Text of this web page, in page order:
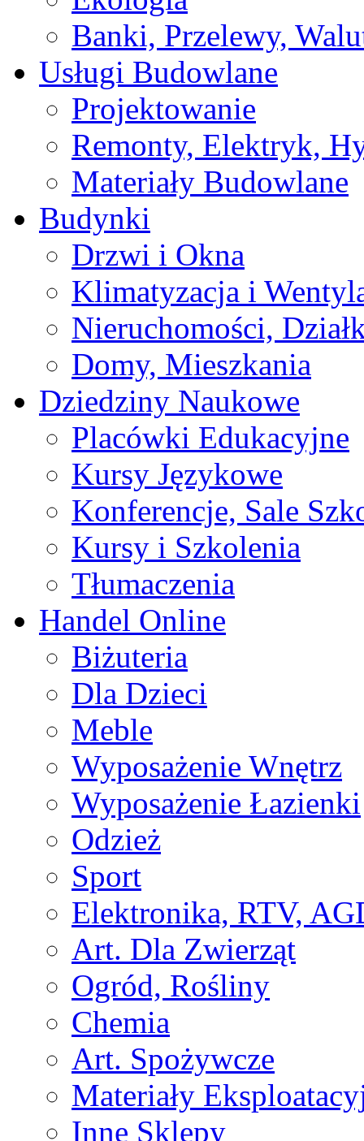
Banki, Przelewy,
Usługi Budowlane
Projektowanie
Remonty, Elektryk,
Materiały Budowlane
Budynki
Drzwi i Okna
Klimatyzacja i
Nieruchomości,
Domy, Mieszkania
Dziedziny Naukowe
Placówki Edukacyjne
Kursy Językowe
Konferencje, Sale
Kursy i Szkolenia
Tłumaczenia
Handel Online
Biżuteria
Dla Dzieci
Meble
Wyposażenie Wnętrz
Wyposażenie Łazienki
Odzież
Sport
Elektronika, RTV,
Art. Dla Zwierząt
Ogród, Rośliny
Chemia
Art. Spożywcze
Materiały
Inne Sklepy